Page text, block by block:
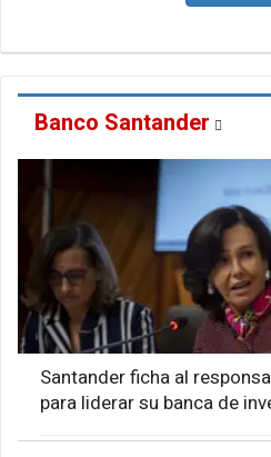
Banco Santander
Santander ficha al
para liderar su banca de